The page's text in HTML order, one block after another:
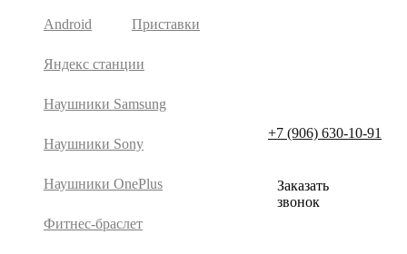
Android Приставки
Яндекс станции
Наушники Samsung
Наушники Sony
Наушники OnePlus
Фитнес-браслет
+7 (906) 630-10-91
Заказать
звонок